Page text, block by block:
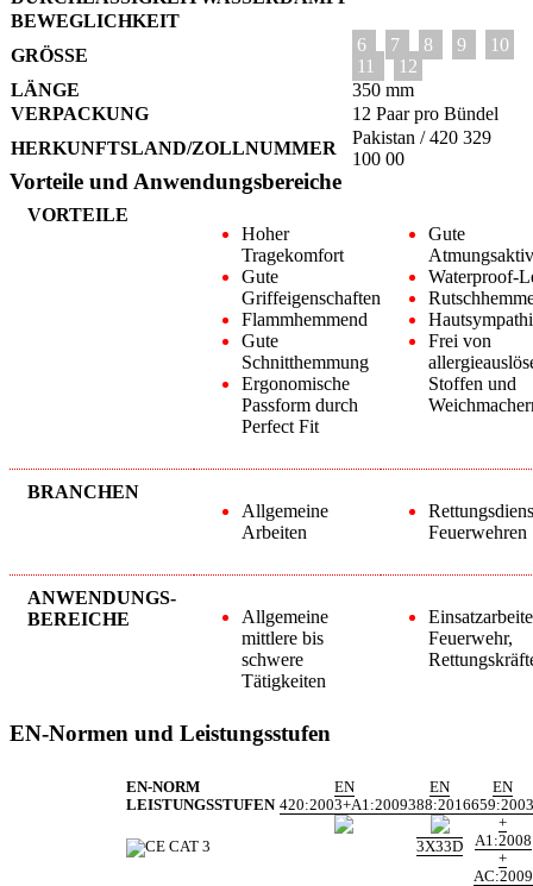
BEWEGLICHKEIT
GRÖSSE
6 7 8 9
10
11
12
LÄNGE
350 mm
VERPACKUNG
12 Paar pro Bündel
HERKUNFTSLAND/ZOLLNUMMER
Pakistan / 420 329
100 00
Vorteile und Anwendungsbereiche
VORTEILE
Hoher
Tragekomfort
Gute
Griffeigenschaften
Flammhemmend
Gute
Schnitthemmung
Ergonomische
Passform durch
Perfect Fit
Gute
Waterproof-
Frei von
Stoffen und
BRANCHEN
Allgemeine
Arbeiten
Feuerwehren
ANWENDUNGS-
BEREICHE
Allgemeine
mittlere bis
schwere
Tätigkeiten
Feuerwehr,
EN-Normen und Leistungsstufen
EN-NORM
LEISTUNGSSTUFEN
EN
420:2003+A1:2009
EN
388:2016
3X33D
EN
659:2003
+
A1:2008
+
AC:2009